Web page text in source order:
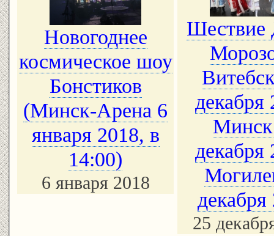
Новогоднее
космическое шоу
Бонстиков
(Минск-Арена 6
января 2018, в
14:00)
6 января 2018
Шествие
декабря
декабря
декабря
25